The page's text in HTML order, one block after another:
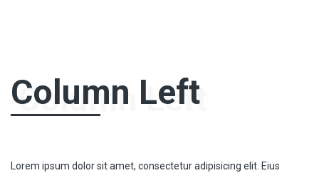
Column Left
Lorem ipsum dolor sit amet, consectetur adipisicing elit. Eius